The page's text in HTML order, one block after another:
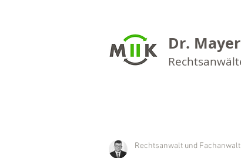
Dr.
Rechtsanwalt und